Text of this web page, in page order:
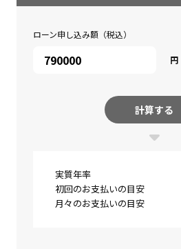
ローン申し込み額（税込）
円
計算する
実質年率
初回のお支払いの目安
月々のお支払いの目安